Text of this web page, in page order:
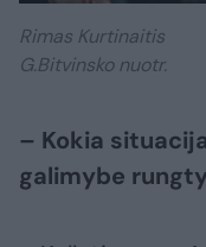
Rimas Kurtinaitis
G.Bitvinsko nuotr.
– Kokia
galimybe